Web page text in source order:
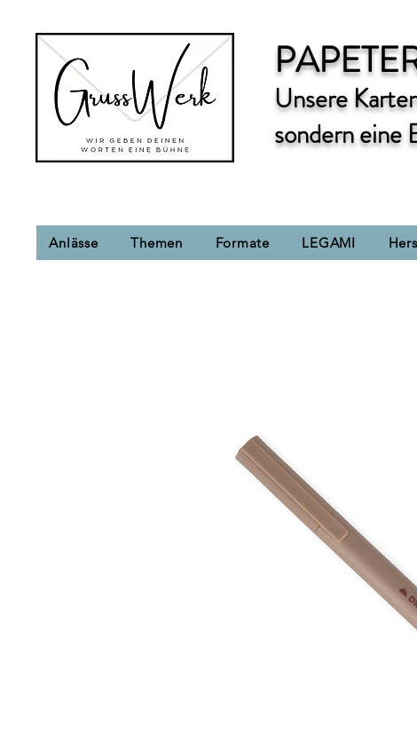
Unsere
sondern eine
Anlässe Themen Formate LEGAMI